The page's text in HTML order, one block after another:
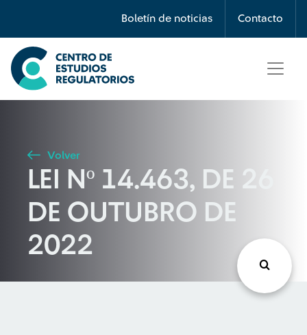
Boletín de noticias Contacto
Búsqueda
Seleccione país
Buscar
Volver
LEI Nº 14.463, DE 26
DE OUTUBRO DE
2022